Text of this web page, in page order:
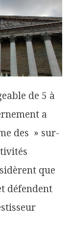
de 5 à
a
des » sur-
que
défendent